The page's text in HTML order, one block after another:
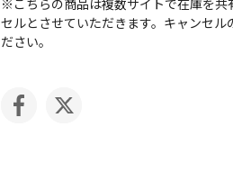
セルとさせていただきます。キャンセ
ださい。